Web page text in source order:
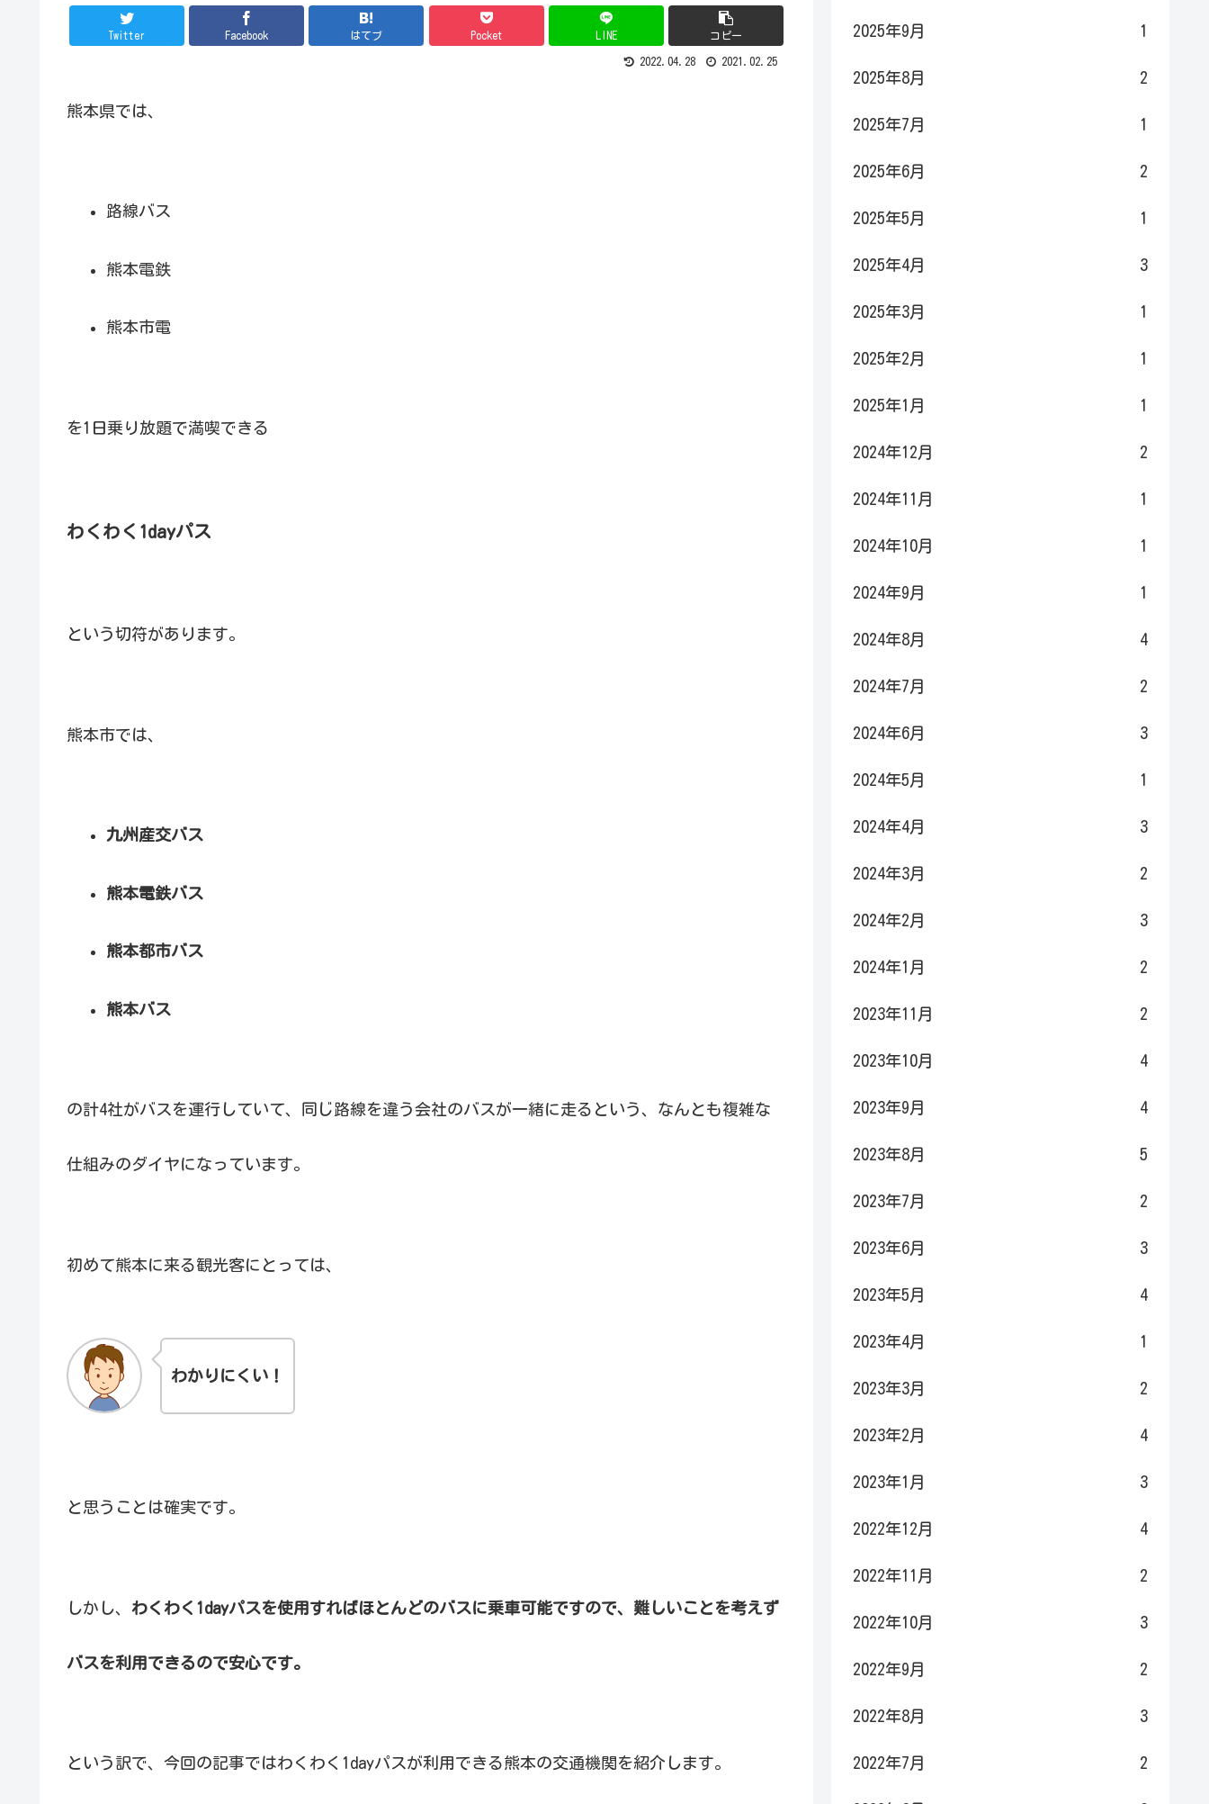
Twitter Facebook はてブ Pocket LINE コピー
2022.04.28 2021.02.25
熊本県では、
路線バス
熊本電鉄
熊本市電
を1日乗り放題で満喫できる
わくわく1dayパス
という切符があります。
熊本市では、
九州産交バス
熊本電鉄バス
熊本都市バス
熊本バス
の計4社がバスを運行していて、同じ路線を違う会社のバスが一緒に走るという、なんとも複雑な
仕組みのダイヤになっています。
初めて熊本に来る観光客にとっては、
わかりにくい！
と思うことは確実です。
しかし、 わくわく1dayパスを使用すればほとんどのバスに乗車可能ですので、難しいことを考えず
バスを利用できるので安心です。
という訳で、今回の記事ではわくわく1dayパスが利用できる熊本の交通機関を紹介します。
2025年9月 1
2025年8月 2
2025年7月 1
2025年6月 2
2025年5月 1
2025年4月 3
2025年3月 1
2025年2月 1
2025年1月 1
2024年12月 2
2024年11月 1
2024年10月 1
2024年9月 1
2024年8月 4
2024年7月 2
2024年6月 3
2024年5月 1
2024年4月 3
2024年3月 2
2024年2月 3
2024年1月 2
2023年11月 2
2023年10月 4
2023年9月 4
2023年8月 5
2023年7月 2
2023年6月 3
2023年5月 4
2023年4月 1
2023年3月 2
2023年2月 4
2023年1月 3
2022年12月 4
2022年11月 2
2022年10月 3
2022年9月 2
2022年8月 3
2022年7月 2